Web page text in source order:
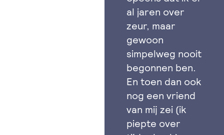
al jaren over
zeur, maar
gewoon
simpelweg nooit
begonnen ben.
En toen dan ook
nog een vriend
van mij zei (ik
piepte over